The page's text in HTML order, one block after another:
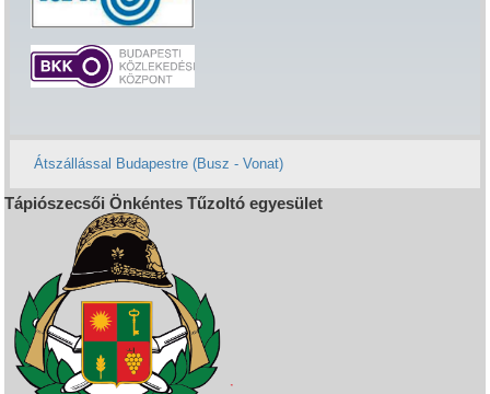
Átszállással Budapestre (Busz - Vonat)
Tápiószecsői Önkéntes Tűzoltó egyesület